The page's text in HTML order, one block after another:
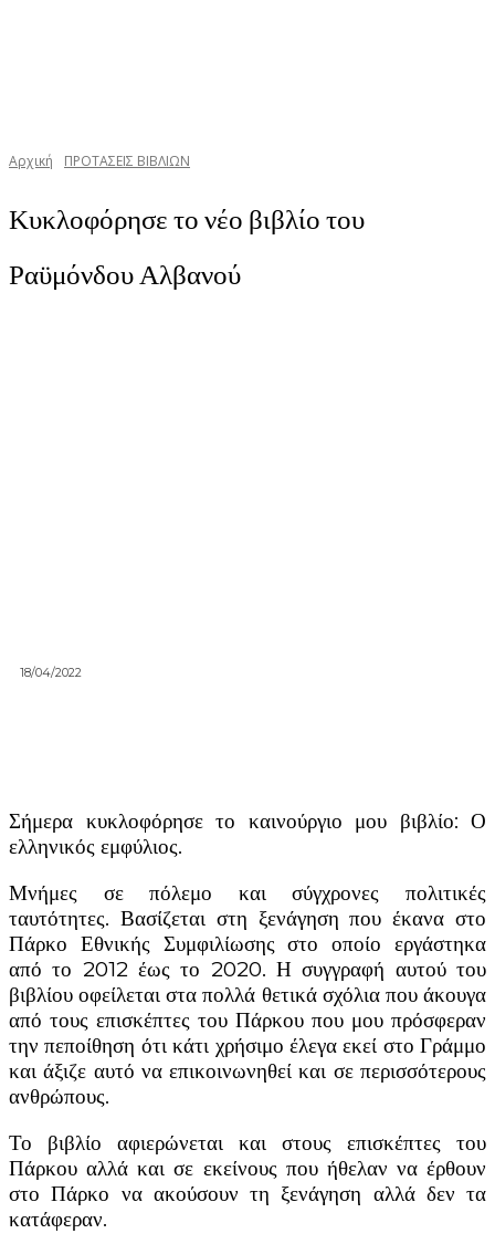
Αρχική ΠΡΟΤΑΣΕΙΣ ΒΙΒΛΙΩΝ
Κυκλοφόρησε το νέο βιβλίο του
Ραϋμόνδου Αλβανού
18/04/2022
Σήμερα κυκλοφόρησε το καινούργιο μου βιβλίο: Ο
ελληνικός εμφύλιος.
Μνήμες σε πόλεμο και σύγχρονες πολιτικές
ταυτότητες. Βασίζεται στη ξενάγηση που έκανα στο
Πάρκο Εθνικής Συμφιλίωσης στο οποίο εργάστηκα
από το 2012 έως το 2020. Η συγγραφή αυτού του
βιβλίου οφείλεται στα πολλά θετικά σχόλια που άκουγα
από τους επισκέπτες του Πάρκου που μου πρόσφεραν
την πεποίθηση ότι κάτι χρήσιμο έλεγα εκεί στο Γράμμο
και άξιζε αυτό να επικοινωνηθεί και σε περισσότερους
ανθρώπους.
Το βιβλίο αφιερώνεται και στους επισκέπτες του
Πάρκου αλλά και σε εκείνους που ήθελαν να έρθουν
στο Πάρκο να ακούσουν τη ξενάγηση αλλά δεν τα
κατάφεραν.